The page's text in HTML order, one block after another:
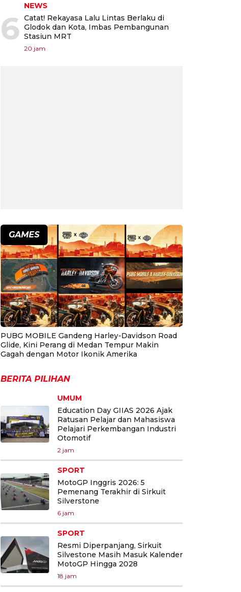
6
NEWS
Catat! Rekayasa Lalu Lintas Berlaku di
Glodok dan Kota, Imbas Pembangunan
Stasiun MRT
20 jam
GAMES
PUBG MOBILE Gandeng Harley-Davidson Road
Glide, Kini Perang di Medan Tempur Makin
Gagah dengan Motor Ikonik Amerika
BERITA PILIHAN
UMUM
Education Day GIIAS 2026 Ajak
Ratusan Pelajar dan Mahasiswa
Pelajari Perkembangan Industri
Otomotif
2 jam
SPORT
MotoGP Inggris 2026: 5
Pemenang Terakhir di Sirkuit
Silverstone
6 jam
SPORT
Resmi Diperpanjang, Sirkuit
Silvestone Masih Masuk Kalender
MotoGP Hingga 2028
18 jam